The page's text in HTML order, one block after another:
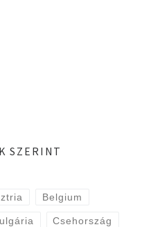
SZERINT
Belgium
Csehország